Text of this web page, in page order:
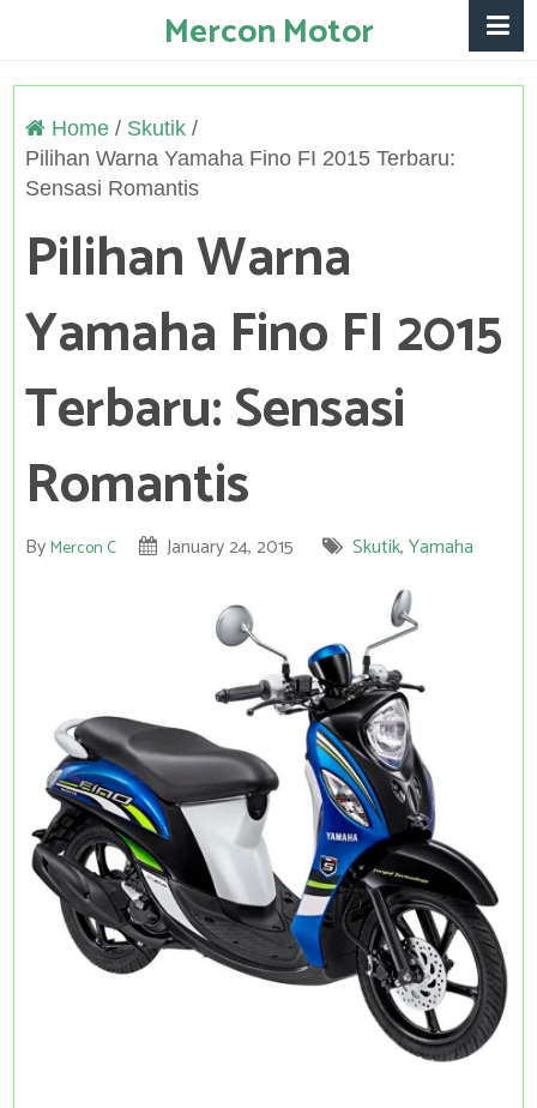
Mercon Motor
Home/ Skutik/
Pilihan Warna Yamaha Fino FI 2015 Terbaru:
Sensasi Romantis
Pilihan Warna
Yamaha Fino FI 2015
Terbaru: Sensasi
Romantis
ByMercon C January 24, 2015 Skutik,Yamaha